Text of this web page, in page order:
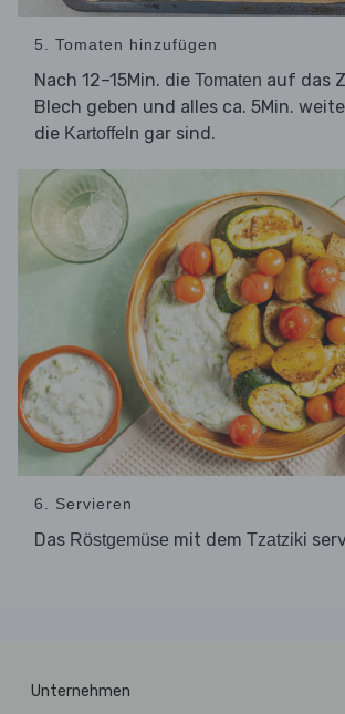
5. Tomaten hinzufügen
Nach 12–15Min. die Tomaten auf das
Blech geben und alles ca. 5Min.
die Kartoffeln gar sind.
6. Servieren
Das Röstgemüse mit dem Tzatziki
Unternehmen